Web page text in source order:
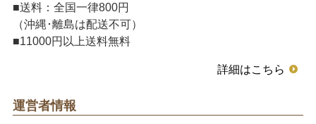
■送料：全国一律800円
（沖縄･離島は配送不可）
■11000円以上送料無料
詳細はこちら
運営者情報